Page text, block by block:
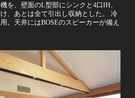
を、壁面のL型部にシンクと4口IH、
、あとは全て引出し収納とした。 冷
。天井にはBOSEのスピーカーが備え